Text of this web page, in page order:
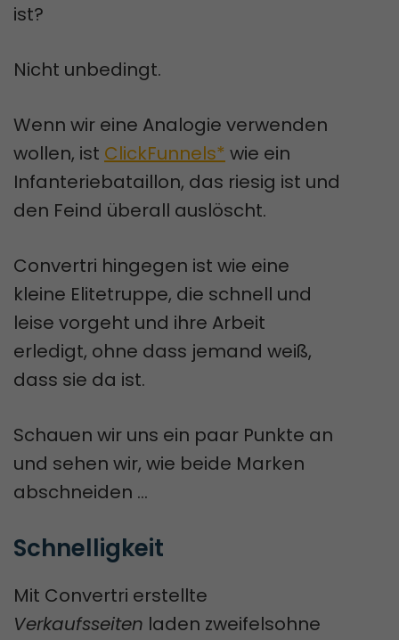
ist?
Nicht unbedingt.
Wenn wir eine Analogie verwenden
wollen, ist ClickFunnels* wie ein
Infanteriebataillon, das riesig ist und
den Feind überall auslöscht.
Convertri hingegen ist wie eine
kleine Elitetruppe, die schnell und
leise vorgeht und ihre Arbeit
erledigt, ohne dass jemand weiß,
dass sie da ist.
Schauen wir uns ein paar Punkte an
und sehen wir, wie beide Marken
abschneiden …
Schnelligkeit
Mit Convertri erstellte
Verkaufsseiten laden zweifelsohne